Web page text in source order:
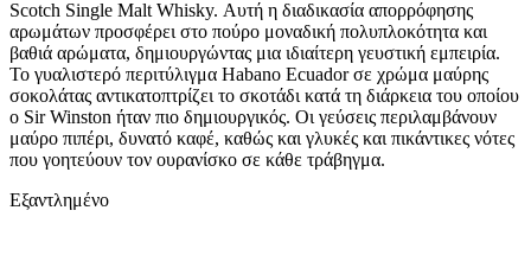
Scotch Single Malt Whisky. Αυτή η διαδικασία απορρόφησης
αρωμάτων προσφέρει στο πούρο μοναδική πολυπλοκότητα και
βαθιά αρώματα, δημιουργώντας μια ιδιαίτερη γευστική εμπειρία.
Το γυαλιστερό περιτύλιγμα Habano Ecuador σε χρώμα μαύρης
σοκολάτας αντικατοπτρίζει το σκοτάδι κατά τη διάρκεια του οποίου
ο Sir Winston ήταν πιο δημιουργικός. Οι γεύσεις περιλαμβάνουν
μαύρο πιπέρι, δυνατό καφέ, καθώς και γλυκές και πικάντικες νότες
που γοητεύουν τον ουρανίσκο σε κάθε τράβηγμα.
Εξαντλημένο